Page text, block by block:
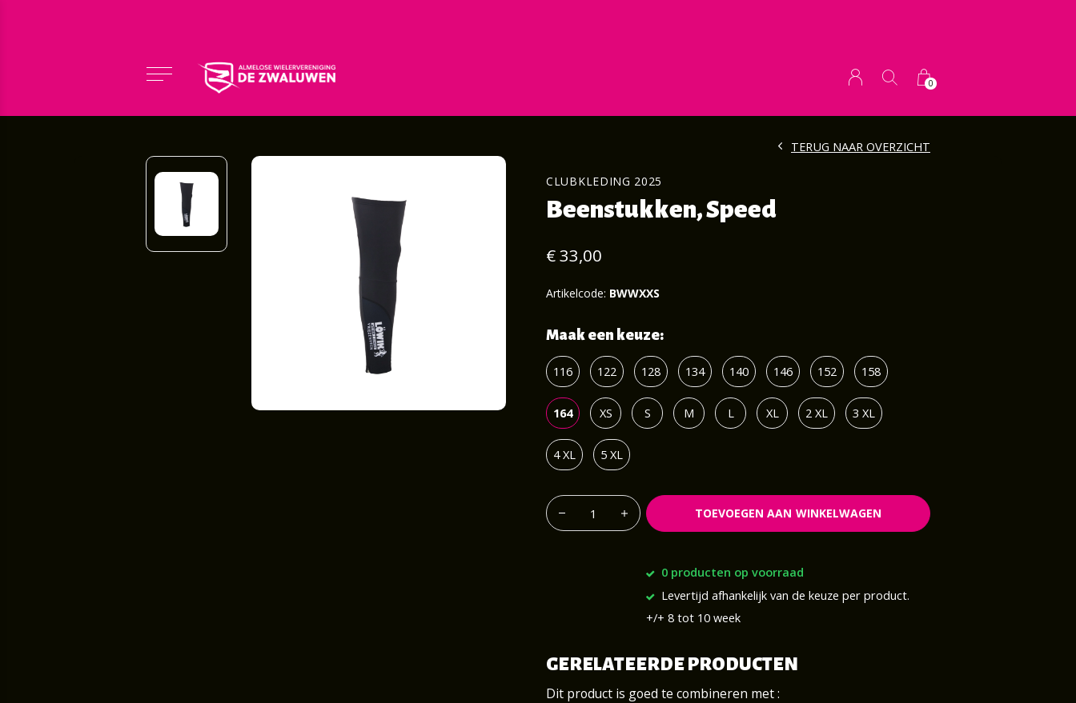
0
CLUBKLEDING 2025
Beenstukken, Speed
TERUG NAAR OVERZICHT
€ 33,00
Artikelcode: BWWXXS
Maak een keuze:
116 122 128 134 140 146 152 158
164 XS S M L XL 2 XL 3 XL
4 XL 5 XL
TOEVOEGEN AAN WINKELWAGEN
0 producten op voorraad
Levertijd afhankelijk van de keuze per product.
+/+ 8 tot 10 week
GERELATEERDE PRODUCTEN
Dit product is goed te combineren met :